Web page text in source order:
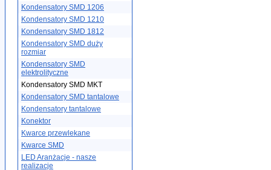
Kondensatory SMD 1206
Kondensatory SMD 1210
Kondensatory SMD 1812
Kondensatory SMD duży
rozmiar
Kondensatory SMD
elektrolityczne
Kondensatory SMD MKT
Kondensatory SMD tantalowe
Kondensatory tantalowe
Konektor
Kwarce przewlekane
Kwarce SMD
LED Aranżacje - nasze
realizacje